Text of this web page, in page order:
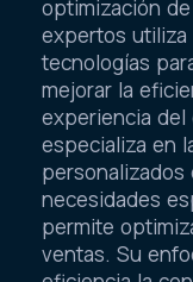
optimización
expertos utiliza
tecnologías
mejorar la
experiencia del
especializa en
personalizados
necesidades
permite
ventas. Su